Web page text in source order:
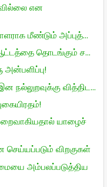
என
மீண்டும் அப்புத்...
ஆட்டத்தை தொடங்கும் ச...
வித்திட...
யாழைச்
விறகுகள்
அம்பலப்படுத்திய